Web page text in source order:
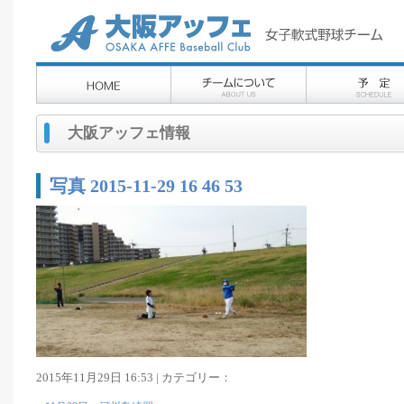
大阪アッフェ情報
写真 2015-11-29 16 46 53
2015年11月29日 16:53 | カテゴリー：